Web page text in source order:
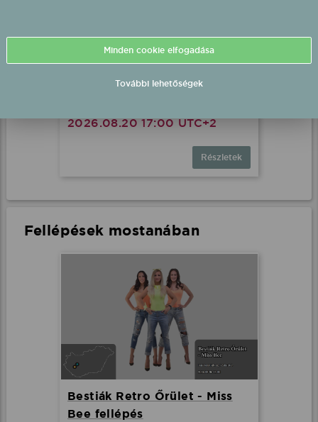
Bestiák Retro Őrület - Miss
Bee fellépés
2026.08.20 17:00 UTC+2
Részletek
Fellépések mostanában
Bestiák Retro Őrület - Miss
Bee fellépés
Minden cookie elfogadása
További lehetőségek